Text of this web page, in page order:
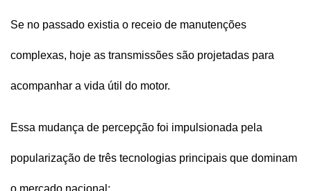
Se no passado existia o receio de manutenções
complexas, hoje as transmissões são projetadas para
acompanhar a vida útil do motor.
Essa mudança de percepção foi impulsionada pela
popularização de três tecnologias principais que dominam